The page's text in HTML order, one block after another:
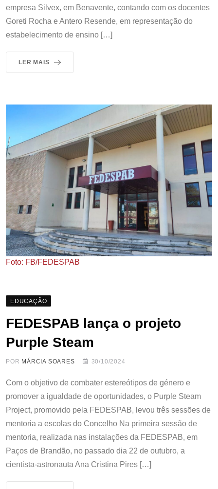
empresa Silvex, em Benavente, contando com os docentes
Goreti Rocha e Antero Resende, em representação do
estabelecimento de ensino […]
LER MAIS
Foto: FB/FEDESPAB
EDUCAÇÃO
FEDESPAB lança o projeto
Purple Steam
POR MÁRCIA SOARES 30/10/2024
Com o objetivo de combater estereótipos de género e
promover a igualdade de oportunidades, o Purple Steam
Project, promovido pela FEDESPAB, levou três sessões de
mentoria a escolas do Concelho Na primeira sessão de
mentoria, realizada nas instalações da FEDESPAB, em
Paços de Brandão, no passado dia 22 de outubro, a
cientista-astronauta Ana Cristina Pires […]